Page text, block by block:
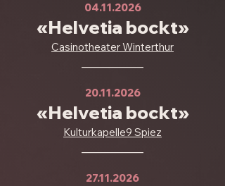
04.11.2026
«Helvetia bockt»
Casinotheater Winterthur
20.11.2026
«Helvetia bockt»
Kulturkapelle9 Spiez
27.11.2026